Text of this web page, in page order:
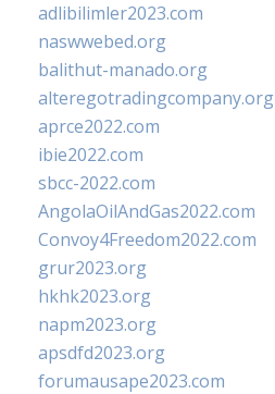
adlibilimler2023.com
naswwebed.org
balithut-manado.org
alteregotradingcompany.org
aprce2022.com
ibie2022.com
sbcc-2022.com
AngolaOilAndGas2022.com
Convoy4Freedom2022.com
grur2023.org
hkhk2023.org
napm2023.org
apsdfd2023.org
forumausape2023.com